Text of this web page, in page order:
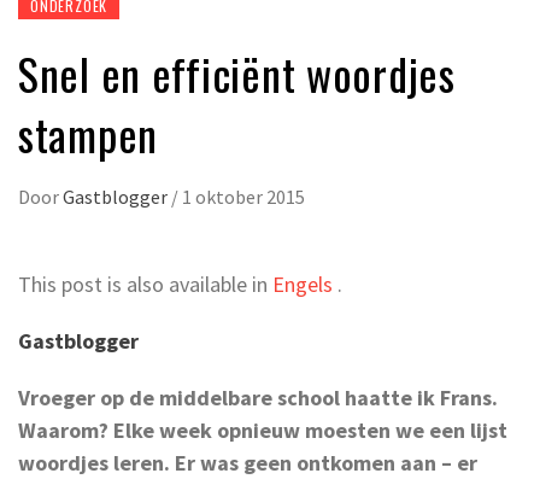
ONDERZOEK
Snel en efficiënt woordjes
stampen
DoorGastblogger / 1 oktober 2015
This post is also available in Engels .
Gastblogger
Vroeger op de middelbare school haatte ik Frans.
Waarom? Elke week opnieuw moesten we een lijst
woordjes leren. Er was geen ontkomen aan – er